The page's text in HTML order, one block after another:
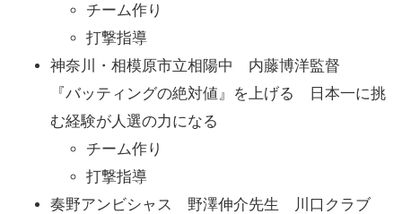
チーム作り
打撃指導
神奈川・相模原市立相陽中 内藤博洋監督
『バッティングの絶対値』を上げる 日本一に挑
む経験が人選の力になる
チーム作り
打撃指導
奏野アンビシャス 野澤伸介先生 川口クラブ